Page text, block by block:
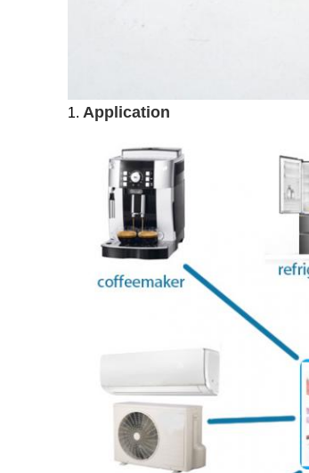
1. Application